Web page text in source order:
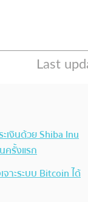
เงินด้วย Shiba Inu
ครั้งแรก
าะระบบ Bitcoin ได้